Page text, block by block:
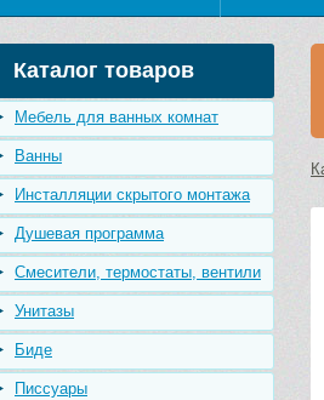
Каталог товаров
Мебель для ванных комнат
Ванны
Инсталляции скрытого монтажа
Душевая программа
Смесители, термостаты, вентили
Унитазы
Биде
Писсуары